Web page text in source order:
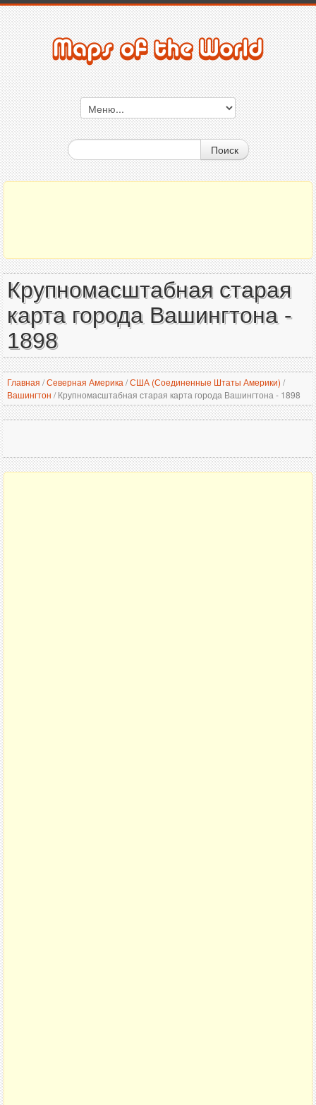
Поиск
Крупномасштабная старая
карта города Вашингтона -
1898
Главная /Северная Америка /США (Соединенные Штаты Америки) /
Вашингтон /Крупномасштабная старая карта города Вашингтона - 1898